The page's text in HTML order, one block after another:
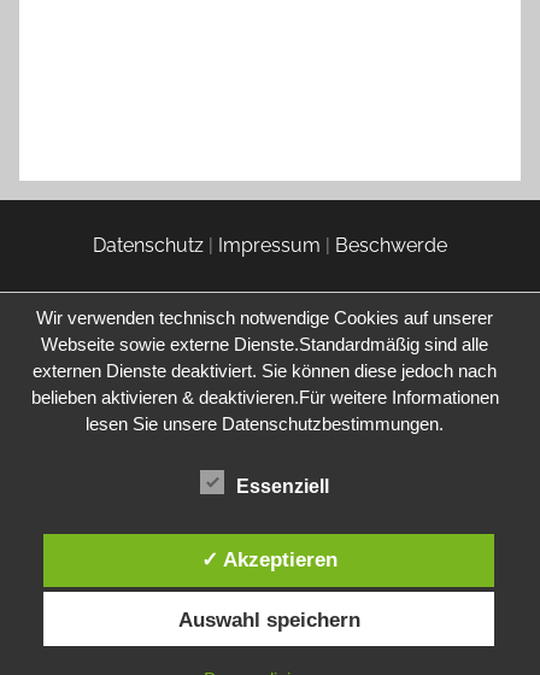
Datenschutz | Impressum | Beschwerde
Wir verwenden technisch notwendige Cookies auf unserer
Webseite sowie externe Dienste.Standardmäßig sind alle
externen Dienste deaktiviert. Sie können diese jedoch nach
belieben aktivieren & deaktivieren.Für weitere Informationen
lesen Sie unsere Datenschutzbestimmungen.
Essenziell
✓ Akzeptieren
Auswahl speichern